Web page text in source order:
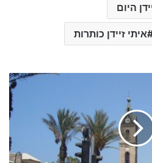
היום
איתי זיידן כותרות